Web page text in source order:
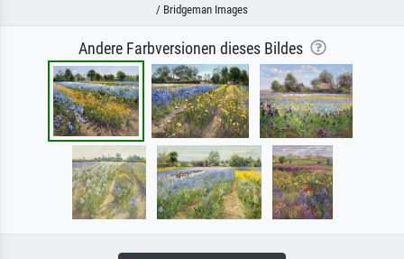
/ Bridgeman Images
Andere Farbversionen dieses Bildes